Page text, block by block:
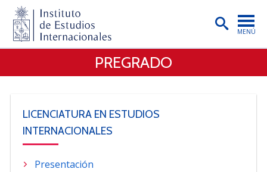
MENÚ
PORTADA
PREGRADO
POSTGRADO
PREGRADO
LICENCIATURA EN ESTUDIOS
INTERNACIONALES
Presentación